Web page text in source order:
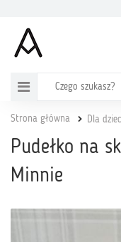
Strona główna Dla
Pudełko na
Minnie